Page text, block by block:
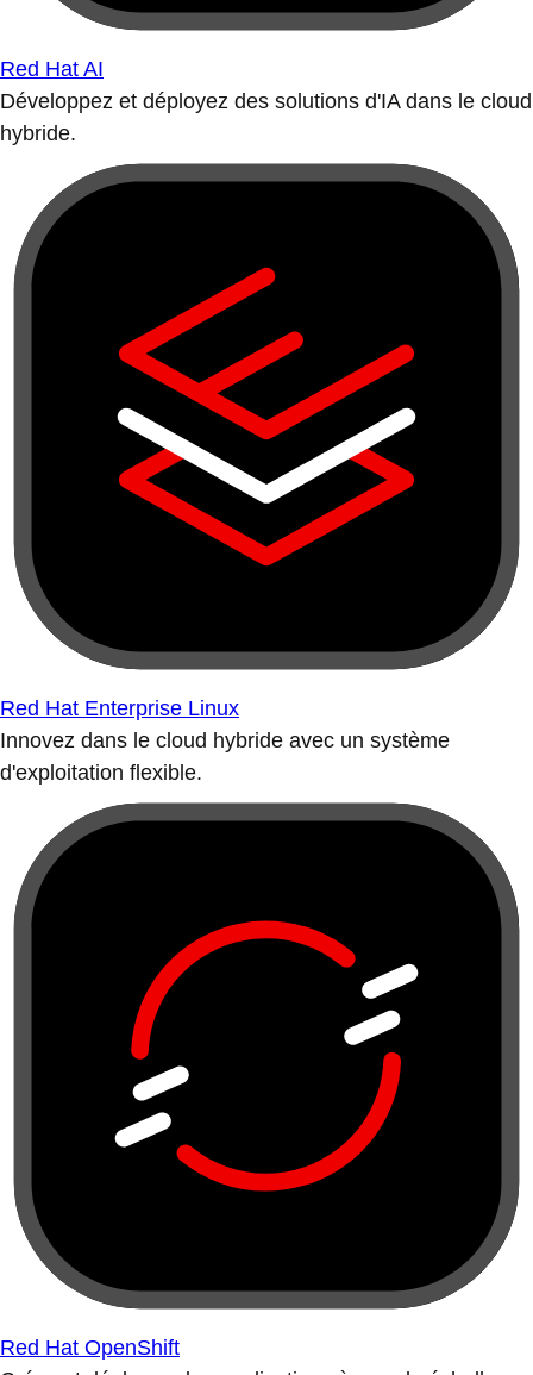
Red Hat AI
Développez et déployez des solutions d'IA dans le cloud
hybride.
Red Hat Enterprise Linux
Innovez dans le cloud hybride avec un système
d'exploitation flexible.
Red Hat OpenShift